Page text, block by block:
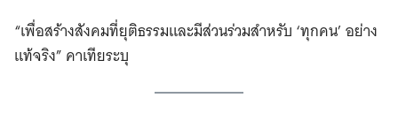
“เพื่อสร้างสังคมที่ยุติธรรมและมีส่วนร่วมสำหรับ ‘ทุกคน’ อย่าง
แท้จริง” คาเทียระบุ